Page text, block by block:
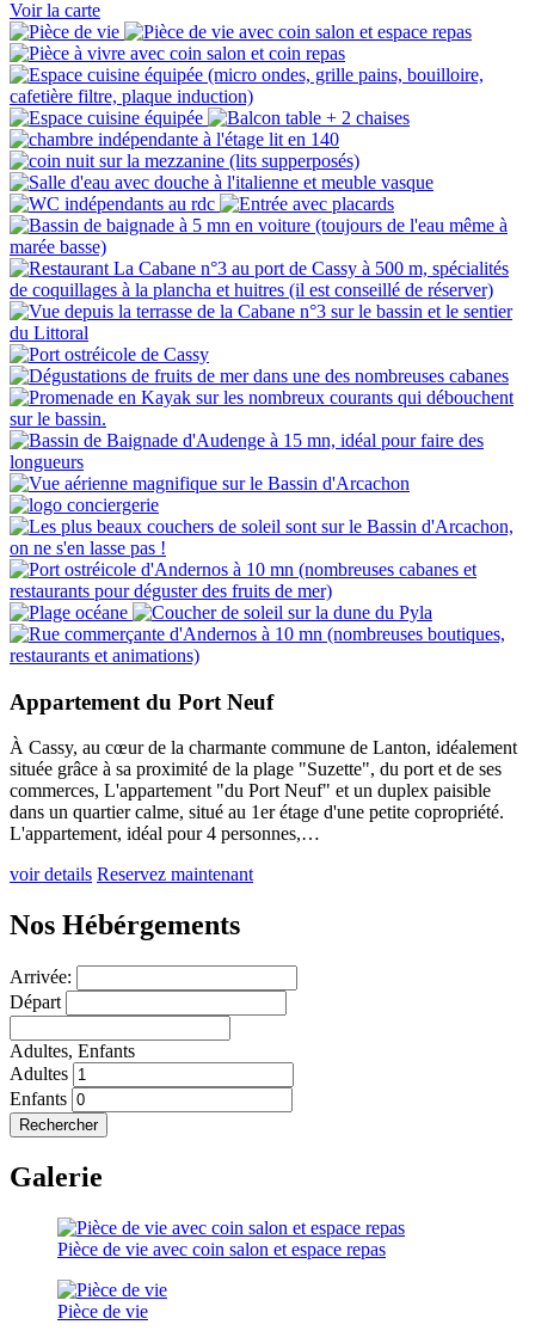
Voir la carte
Appartement du Port Neuf
À Cassy, au cœur de la charmante commune de Lanton, idéalement
située grâce à sa proximité de la plage "Suzette", du port et de ses
commerces, L'appartement "du Port Neuf" et un duplex paisible
dans un quartier calme, situé au 1er étage d'une petite copropriété.
L'appartement, idéal pour 4 personnes,…
voir details Reservez maintenant
Nos Hébérgements
Arrivée:
Départ
Adultes, Enfants
Adultes
Enfants
Rechercher
Galerie
Pièce de vie avec coin salon et espace repas
Pièce de vie